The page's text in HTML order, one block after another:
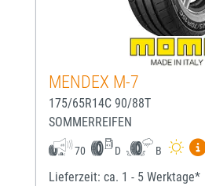
MENDEX M-7
175/65R14C 90/88T
SOMMERREIFEN
70 D B
Lieferzeit: ca. 1 - 5 Werktage*